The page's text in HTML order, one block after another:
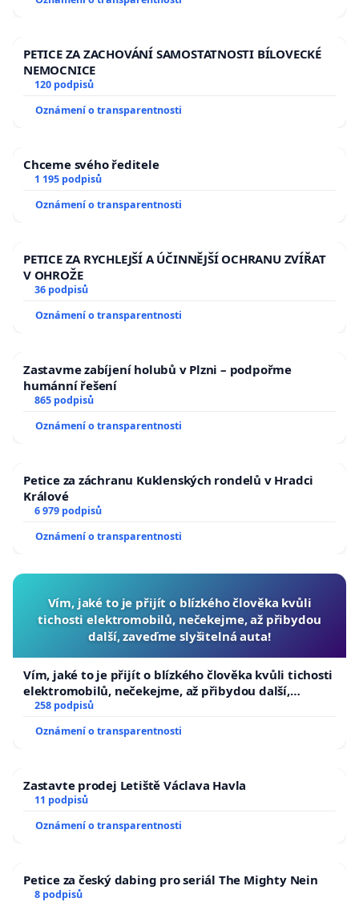
PETICE ZA ZACHOVÁNÍ SAMOSTATNOSTI BÍLOVECKÉ
NEMOCNICE
120 podpisů
Oznámení o transparentnosti
Chceme svého ředitele
1 195 podpisů
Oznámení o transparentnosti
PETICE ZA RYCHLEJŠÍ A ÚČINNĚJŠÍ OCHRANU ZVÍŘAT
V OHROŽE
36 podpisů
Oznámení o transparentnosti
Zastavme zabíjení holubů v Plzni – podpořme
humánní řešení
865 podpisů
Oznámení o transparentnosti
Petice za záchranu Kuklenských rondelů v Hradci
Králové
6 979 podpisů
Oznámení o transparentnosti
Vím, jaké to je přijít o blízkého člověka kvůli
tichosti elektromobilů, nečekejme, až přibydou
další, zaveďme slyšitelná auta!
Vím, jaké to je přijít o blízkého člověka kvůli tichosti
elektromobilů, nečekejme, až přibydou další,
zaveďme slyšitelná auta!
258 podpisů
Oznámení o transparentnosti
Zastavte prodej Letiště Václava Havla
11 podpisů
Oznámení o transparentnosti
Petice za český dabing pro seriál The Mighty Nein
8 podpisů